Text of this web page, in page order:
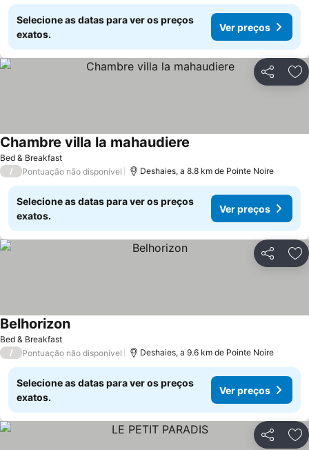
Selecione as datas para ver os preços
exatos.
Ver preços
Partilhar
Bed & Breakfast
Chambre villa la mahaudiere
/ Pontuação não disponível Deshaies, a 8.8 km de Pointe Noire
Selecione as datas para ver os preços
exatos.
Ver preços
Partilhar
Bed & Breakfast
Belhorizon
/ Pontuação não disponível Deshaies, a 9.6 km de Pointe Noire
Selecione as datas para ver os preços
exatos.
Ver preços
Partilhar